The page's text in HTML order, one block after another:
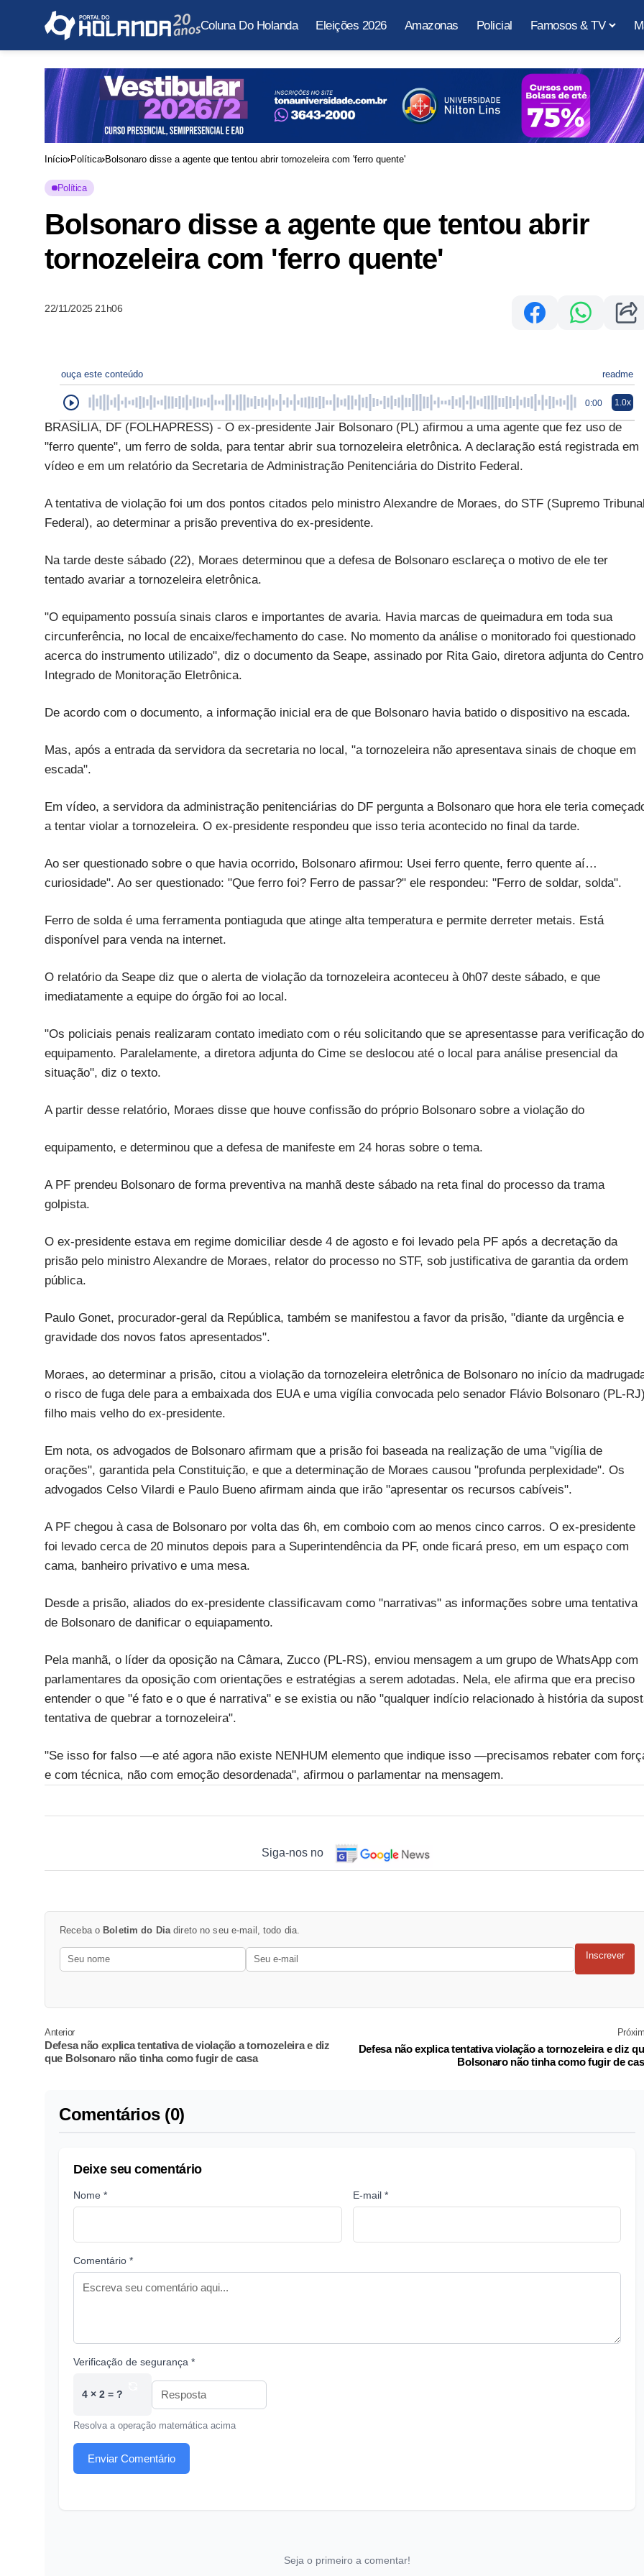
Coluna Do Holanda Eleições 2026 Amazonas Policial Famosos & TV
Início Política Bolsonaro disse a agente que tentou abrir tornozeleira com 'ferro quente'
Política
Bolsonaro disse a agente que tentou abrir
tornozeleira com 'ferro quente'
22/11/2025 21h06
ouça este conteúdo readme
0:00 1.0x
BRASÍLIA, DF (FOLHAPRESS) - O ex-presidente Jair Bolsonaro (PL) afirmou a uma agente que fez uso de
"ferro quente", um ferro de solda, para tentar abrir sua tornozeleira eletrônica. A declaração está registrada em
vídeo e em um relatório da Secretaria de Administração Penitenciária do Distrito Federal.
A tentativa de violação foi um dos pontos citados pelo ministro Alexandre de Moraes, do STF (Supremo
Federal), ao determinar a prisão preventiva do ex-presidente.
Na tarde deste sábado (22), Moraes determinou que a defesa de Bolsonaro esclareça o motivo de ele ter
tentado avariar a tornozeleira eletrônica.
"O equipamento possuía sinais claros e importantes de avaria. Havia marcas de queimadura em toda sua
circunferência, no local de encaixe/fechamento do case. No momento da análise o monitorado foi questionado
acerca do instrumento utilizado", diz o documento da Seape, assinado por Rita Gaio, diretora adjunta do Centro
Integrado de Monitoração Eletrônica.
De acordo com o documento, a informação inicial era de que Bolsonaro havia batido o dispositivo na escada.
Mas, após a entrada da servidora da secretaria no local, "a tornozeleira não apresentava sinais de choque em
escada".
Em vídeo, a servidora da administração penitenciárias do DF pergunta a Bolsonaro que hora ele teria
a tentar violar a tornozeleira. O ex-presidente respondeu que isso teria acontecido no final da tarde.
Ao ser questionado sobre o que havia ocorrido, Bolsonaro afirmou: Usei ferro quente, ferro quente aí…
curiosidade". Ao ser questionado: "Que ferro foi? Ferro de passar?" ele respondeu: "Ferro de soldar, solda".
Ferro de solda é uma ferramenta pontiaguda que atinge alta temperatura e permite derreter metais. Está
disponível para venda na internet.
O relatório da Seape diz que o alerta de violação da tornozeleira aconteceu à 0h07 deste sábado, e que
imediatamente a equipe do órgão foi ao local.
"Os policiais penais realizaram contato imediato com o réu solicitando que se apresentasse para verificação do
equipamento. Paralelamente, a diretora adjunta do Cime se deslocou até o local para análise presencial da
situação", diz o texto.
A partir desse relatório, Moraes disse que houve confissão do próprio Bolsonaro sobre a violação do
equipamento, e determinou que a defesa de manifeste em 24 horas sobre o tema.
A PF prendeu Bolsonaro de forma preventiva na manhã deste sábado na reta final do processo da trama
golpista.
O ex-presidente estava em regime domiciliar desde 4 de agosto e foi levado pela PF após a decretação da
prisão pelo ministro Alexandre de Moraes, relator do processo no STF, sob justificativa de garantia da ordem
pública.
Paulo Gonet, procurador-geral da República, também se manifestou a favor da prisão, "diante da urgência e
gravidade dos novos fatos apresentados".
Moraes, ao determinar a prisão, citou a violação da tornozeleira eletrônica de Bolsonaro no início da
o risco de fuga dele para a embaixada dos EUA e uma vigília convocada pelo senador Flávio Bolsonaro (PL-
filho mais velho do ex-presidente.
Em nota, os advogados de Bolsonaro afirmam que a prisão foi baseada na realização de uma "vigília de
orações", garantida pela Constituição, e que a determinação de Moraes causou "profunda perplexidade". Os
advogados Celso Vilardi e Paulo Bueno afirmam ainda que irão "apresentar os recursos cabíveis".
A PF chegou à casa de Bolsonaro por volta das 6h, em comboio com ao menos cinco carros. O ex-presidente
foi levado cerca de 20 minutos depois para a Superintendência da PF, onde ficará preso, em um espaço com
cama, banheiro privativo e uma mesa.
Desde a prisão, aliados do ex-presidente classificavam como "narrativas" as informações sobre uma tentativa
de Bolsonaro de danificar o equiapamento.
Pela manhã, o líder da oposição na Câmara, Zucco (PL-RS), enviou mensagem a um grupo de WhatsApp com
parlamentares da oposição com orientações e estratégias a serem adotadas. Nela, ele afirma que era preciso
entender o que "é fato e o que é narrativa" e se existia ou não "qualquer indício relacionado à história da
tentativa de quebrar a tornozeleira".
"Se isso for falso —e até agora não existe NENHUM elemento que indique isso —precisamos rebater com
e com técnica, não com emoção desordenada", afirmou o parlamentar na mensagem.
Siga-nos no
Receba o Boletim do Dia direto no seu e-mail, todo dia.
Inscrever
Anterior
Defesa não explica tentativa de violação a tornozeleira e diz
que Bolsonaro não tinha como fugir de casa
Defesa não explica tentativa violação a tornozeleira e diz
Bolsonaro não tinha como fugir de
Comentários (0)
Deixe seu comentário
Nome * E-mail *
Comentário *
Verificação de segurança *
4 × 2 = ?
Resolva a operação matemática acima
Enviar Comentário
Seja o primeiro a comentar!